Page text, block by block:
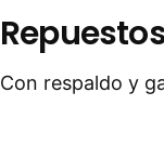
Con respaldo y